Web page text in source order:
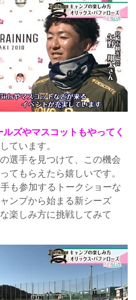
ズやマスコットもやってく
ています。
選手を見つけて、この機会
てもらえたら嬉しいです。
も参加するトークショーな
ンプから始まる新シーズ
楽しみ方に挑戦してみて